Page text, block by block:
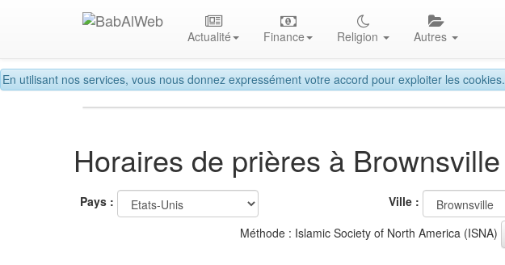
En utilisant nos services, vous nous donnez expressément votre accord pour exploiter les cookies.
Actualité Finance Religion Autres
Horaires de prières à Brownsville
Pays :
Ville :
Méthode : Islamic Society of North America (ISNA)